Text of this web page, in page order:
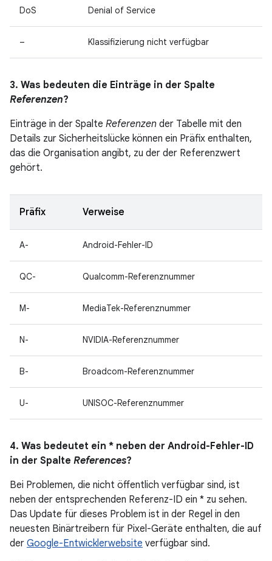
DoS Denial of Service
– Klassifizierung nicht verfügbar
3. Was bedeuten die Einträge in der Spalte
Referenzen?
Einträge in der Spalte Referenzen der Tabelle mit den
Details zur Sicherheitslücke können ein Präfix enthalten,
das die Organisation angibt, zu der der Referenzwert
gehört.
Präfix Verweise
A- Android-Fehler-ID
QC- Qualcomm-Referenznummer
M- MediaTek-Referenznummer
N- NVIDIA-Referenznummer
B- Broadcom-Referenznummer
U- UNISOC-Referenznummer
4. Was bedeutet ein * neben der Android-Fehler-ID
in der Spalte References?
Bei Problemen, die nicht öffentlich verfügbar sind, ist
neben der entsprechenden Referenz-ID ein * zu sehen.
Das Update für dieses Problem ist in der Regel in den
neuesten Binärtreibern für Pixel-Geräte enthalten, die auf
der Google-Entwicklerwebsite verfügbar sind.